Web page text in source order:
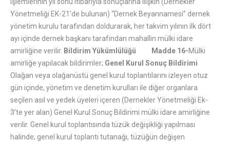
Yönetmeliği EK-21’de bulunan) “Dernek Beyannamesi” dernek
yönetim kurulu tarafından doldurarak, her takvim yılının ilk dört
ayı içinde dernek başkanı tarafından mahallin mülki idare
amirliğine verilir. Bildirim Yükümlülüğü Madde 16-Mülki
amirliğe yapılacak bildirimler; Genel Kurul Sonuç Bildirimi
Olağan veya olağanüstü genel kurul toplantılarını izleyen otuz
gün içinde, yönetim ve denetim kurulları ile diğer organlara
seçilen asıl ve yedek üyeleri içeren (Dernekler Yönetmeliği Ek-
3’te yer alan) Genel Kurul Sonuç Bildirimi mülki idare amirliğine
verilir. Genel kurul toplantısında tüzük değişikliği yapılması
halinde; genel kurul toplantı tutanağı, tüzüğün değişen